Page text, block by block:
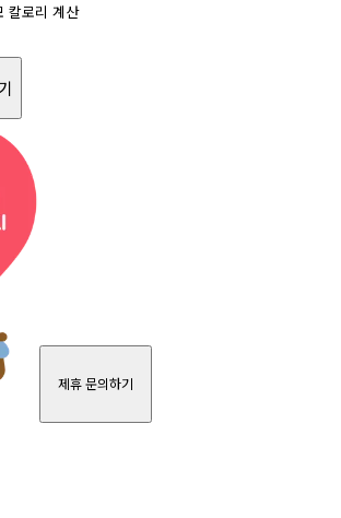
칼로리 계산
제휴 문의하기